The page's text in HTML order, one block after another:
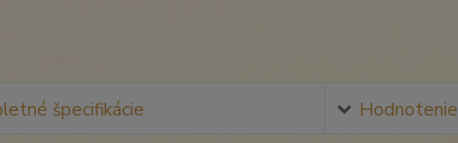
špecifikácie Hodnotenie